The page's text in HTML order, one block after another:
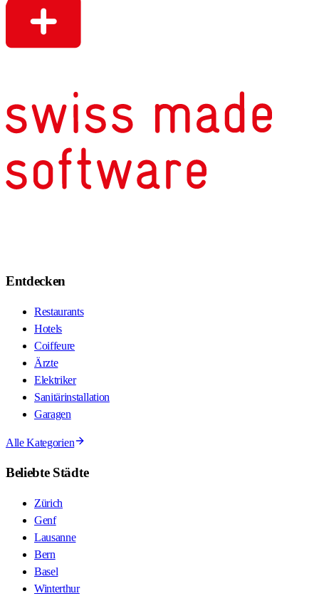
Entdecken
Restaurants
Hotels
Coiffeure
Ärzte
Elektriker
Sanitärinstallation
Garagen
Alle Kategorien
Beliebte Städte
Zürich
Genf
Lausanne
Bern
Basel
Winterthur